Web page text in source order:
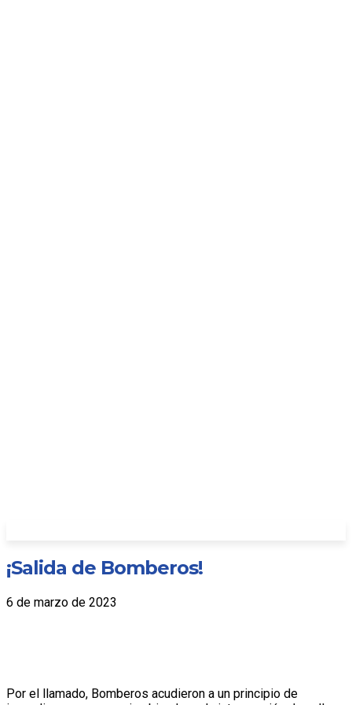
¡Salida de Bomberos!
6 de marzo de 2023
Por el llamado, Bomberos acudieron a un principio de